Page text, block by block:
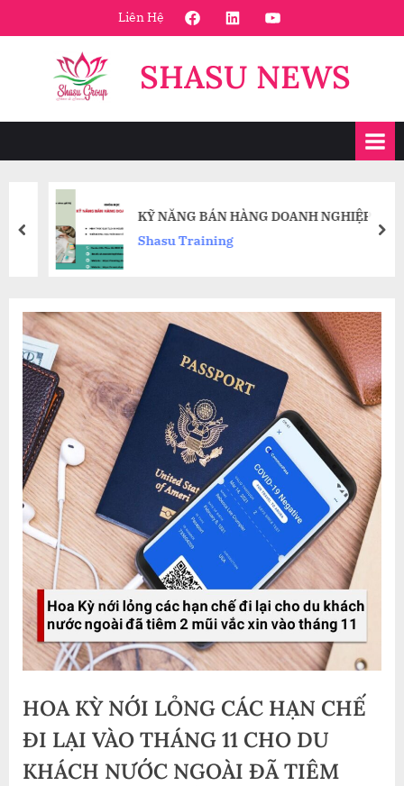
to
Liên Hệ FaceBookLinkedinYoutube
SHASU NEWS
KỸ NĂNG BÁN HÀNG DOANH NGHIỆP
Shasu Training
prev
HOA KỲ NỚI LỎNG CÁC HẠN CHẾ
ĐI LẠI VÀO THÁNG 11 CHO DU
KHÁCH NƯỚC NGOÀI ĐÃ TIÊM